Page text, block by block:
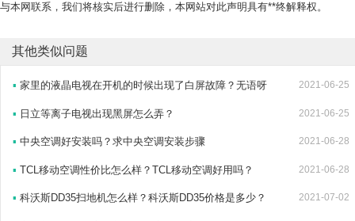
与本网联系，我们将核实后进行删除，本网站对此声明具有**终解释权。
其他类似问题
▪ 家里的液晶电视在开机的时候出现了白屏故障？无语呀 2021-06-25
▪ 日立等离子电视出现黑屏怎么弄？ 2021-06-25
▪ 中央空调好安装吗？求中央空调安装步骤 2021-06-28
▪ TCL移动空调性价比怎么样？TCL移动空调好用吗？ 2021-06-28
▪ 科沃斯DD35扫地机怎么样？科沃斯DD35价格是多少？ 2021-07-02